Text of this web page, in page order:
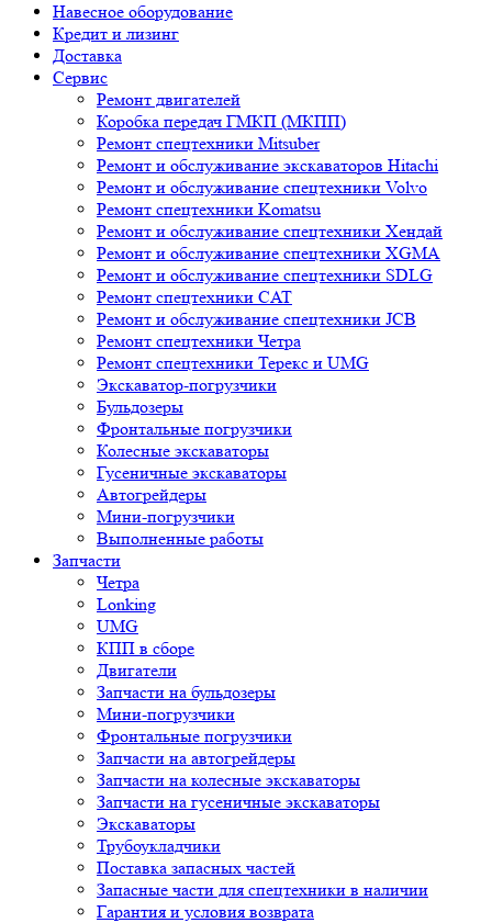
Навесное оборудование
Кредит и лизинг
Доставка
Сервис
Ремонт двигателей
Коробка передач ГМКП (МКПП)
Ремонт спецтехники Mitsuber
Ремонт и обслуживание экскаваторов Hitachi
Ремонт и обслуживание спецтехники Volvo
Ремонт спецтехники Komatsu
Ремонт и обслуживание спецтехники Хендай
Ремонт и обслуживание спецтехники XGMA
Ремонт и обслуживание спецтехники SDLG
Ремонт спецтехники CAT
Ремонт и обслуживание спецтехники JCB
Ремонт спецтехники Четра
Ремонт спецтехники Терекс и UMG
Экскаватор-погрузчики
Бульдозеры
Фронтальные погрузчики
Колесные экскаваторы
Гусеничные экскаваторы
Автогрейдеры
Мини-погрузчики
Выполненные работы
Запчасти
Четра
Lonking
UMG
КПП в сборе
Двигатели
Запчасти на бульдозеры
Мини-погрузчики
Фронтальные погрузчики
Запчасти на автогрейдеры
Запчасти на колесные экскаваторы
Запчасти на гусеничные экскаваторы
Экскаваторы
Трубоукладчики
Поставка запасных частей
Запасные части для спецтехники в наличии
Гарантия и условия возврата